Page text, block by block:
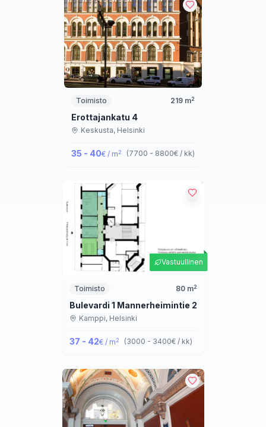
Toimisto 219 m2
Erottajankatu 4
Keskusta, Helsinki
35 - 40€ / m2 (7700 - 8800€ / kk)
Vastuullinen
Toimisto 80m2
Bulevardi 1 Mannerheimintie 2
Kamppi, Helsinki
37 - 42€ / m2 (3000 - 3400€ / kk)